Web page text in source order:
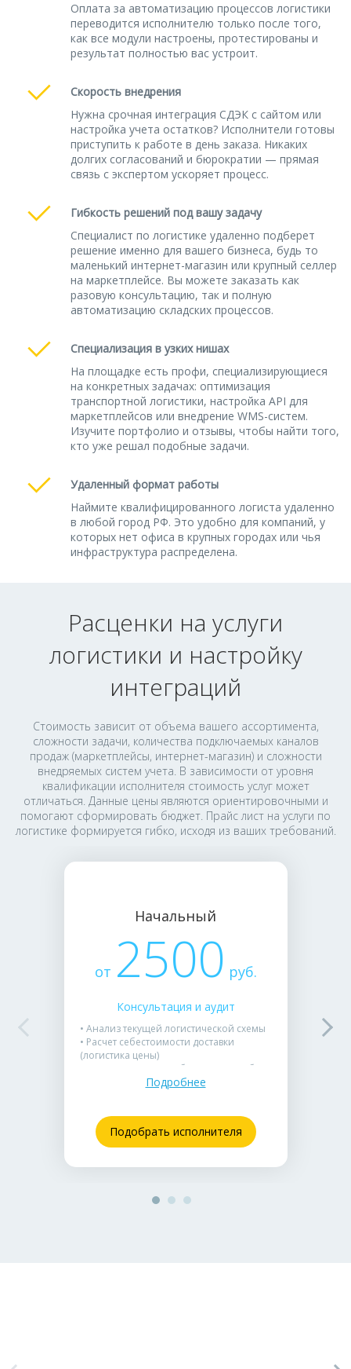
Оплата за автоматизацию процессов логистики
переводится исполнителю только после того,
как все модули настроены, протестированы и
результат полностью вас устроит.
Скорость внедрения
Нужна срочная интеграция СДЭК с сайтом или
настройка учета остатков? Исполнители готовы
приступить к работе в день заказа. Никаких
долгих согласований и бюрократии — прямая
связь с экспертом ускоряет процесс.
Гибкость решений под вашу задачу
Специалист по логистике удаленно подберет
решение именно для вашего бизнеса, будь то
маленький интернет-магазин или крупный селлер
на маркетплейсе. Вы можете заказать как
разовую консультацию, так и полную
автоматизацию складских процессов.
Специализация в узких нишах
На площадке есть профи, специализирующиеся
на конкретных задачах: оптимизация
транспортной логистики, настройка API для
маркетплейсов или внедрение WMS-систем.
Изучите портфолио и отзывы, чтобы найти того,
кто уже решал подобные задачи.
Удаленный формат работы
Наймите квалифицированного логиста удаленно
в любой город РФ. Это удобно для компаний, у
которых нет офиса в крупных городах или чья
инфраструктура распределена.
Расценки на услуги
логистики и настройку
интеграций
Стоимость зависит от объема вашего ассортимента,
сложности задачи, количества подключаемых каналов
продаж (маркетплейсы, интернет-магазин) и сложности
внедряемых систем учета. В зависимости от уровня
квалификации исполнителя стоимость услуг может
отличаться. Данные цены являются ориентировочными и
помогают сформировать бюджет. Прайс лист на услуги по
логистике формируется гибко, исходя из ваших требований.
Начальный
от 2500 руб.
Консультация и аудит
• Анализ текущей логистической схемы
• Расчет себестоимости доставки
(логистика цены)
• Консультация по выбору схемы работы
Подойдет для стартапов, которым нужно
понять, с чего начать.
Подробнее
Подобрать исполнителя